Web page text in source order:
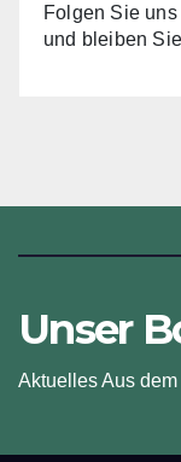
Folgen Sie
und bleiben
Unser
Aktuelles Aus